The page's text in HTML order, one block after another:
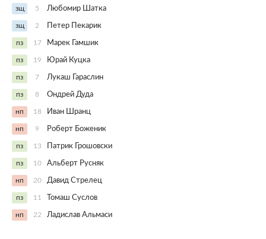
зщ 5 Любомир Шатка
зщ 2 Петер Пекарик
пз 17 Марек Гамшик
пз 19 Юрай Куцка
пз 7 Лукаш Гараслин
пз 8 Ондрей Дуда
нп 18 Иван Шранц
нп 9 Роберт Боженик
пз 13 Патрик Грошовски
пз 10 Альберт Русняк
нп 20 Давид Стрелец
пз 11 Томаш Суслов
нп 22 Ладислав Альмаси